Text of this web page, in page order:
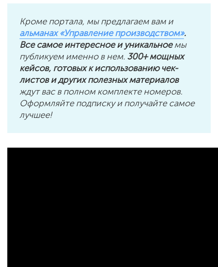
Кроме портала, мы предлагаем вам и
альманах «Управление производством».
Все самое интересное и уникальноемы
публикуем именно в нем. 300+ мощных
кейсов, готовых к использованию чек-
листов и других полезных материалов
ждут вас в полном комплекте номеров.
Оформляйте подписку и получайте самое
лучшее!